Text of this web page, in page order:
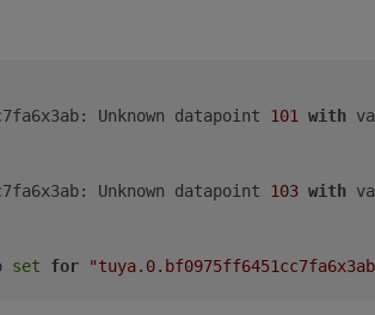
Unknown datapoint
101 with
Unknown datapoint
103 with
set for